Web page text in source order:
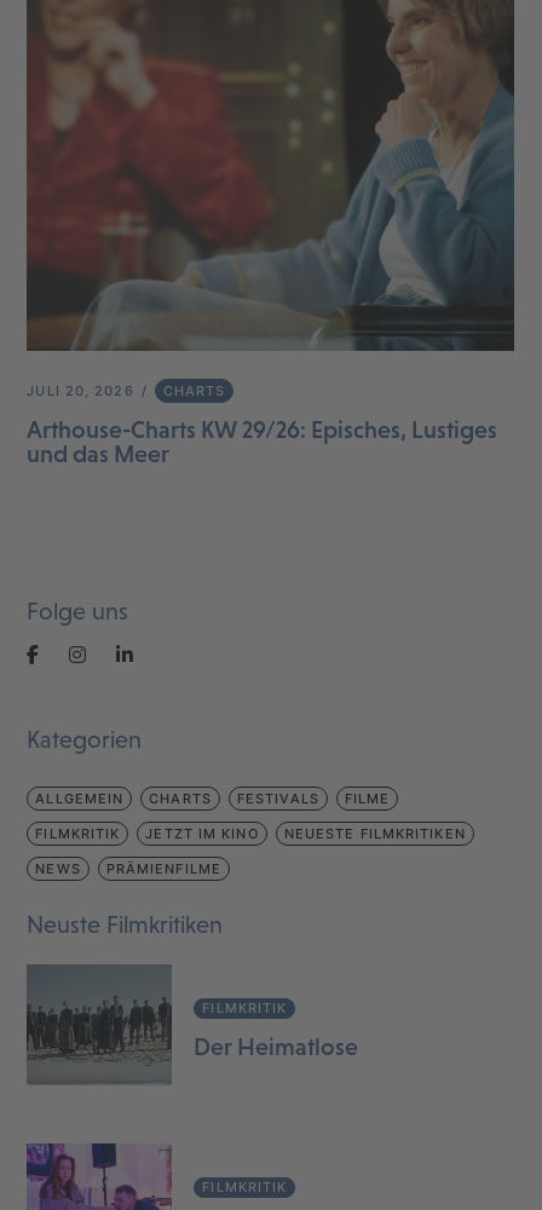
JULI 20, 2026 CHARTS
Arthouse-Charts KW 29/26: Episches, Lustiges
und das Meer
Folge uns
Kategorien
ALLGEMEIN CHARTS FESTIVALS FILME
FILMKRITIK JETZT IM KINO NEUESTE FILMKRITIKEN
NEWS PRÄMIENFILME
Neuste Filmkritiken
FILMKRITIK
Der Heimatlose
FILMKRITIK